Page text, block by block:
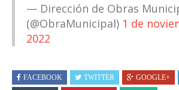
— Dirección de Obras
(@ObraMunicipal) 1 de
2022
FACEBOOK TWITTER GOOGLE+